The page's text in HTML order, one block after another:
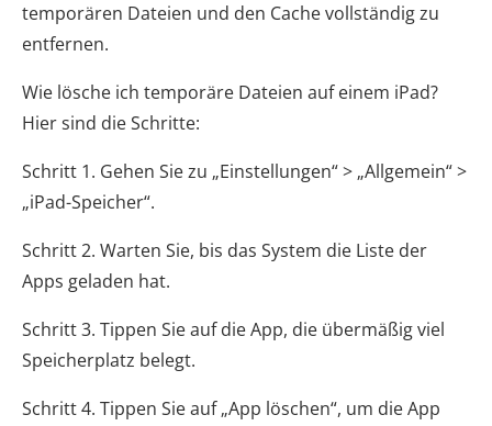
temporären Dateien und den Cache vollständig zu
entfernen.
Wie lösche ich temporäre Dateien auf einem iPad?
Hier sind die Schritte:
Schritt 1. Gehen Sie zu „Einstellungen“ > „Allgemein“ >
„iPad-Speicher“.
Schritt 2. Warten Sie, bis das System die Liste der
Apps geladen hat.
Schritt 3. Tippen Sie auf die App, die übermäßig viel
Speicherplatz belegt.
Schritt 4. Tippen Sie auf „App löschen“, um die App